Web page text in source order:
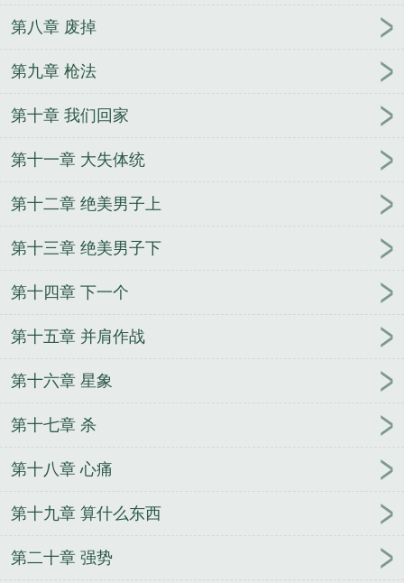
第八章 废掉
第九章 枪法
第十章 我们回家
第十一章 大失体统
第十二章 绝美男子上
第十三章 绝美男子下
第十四章 下一个
第十五章 并肩作战
第十六章 星象
第十七章 杀
第十八章 心痛
第十九章 算什么东西
第二十章 强势